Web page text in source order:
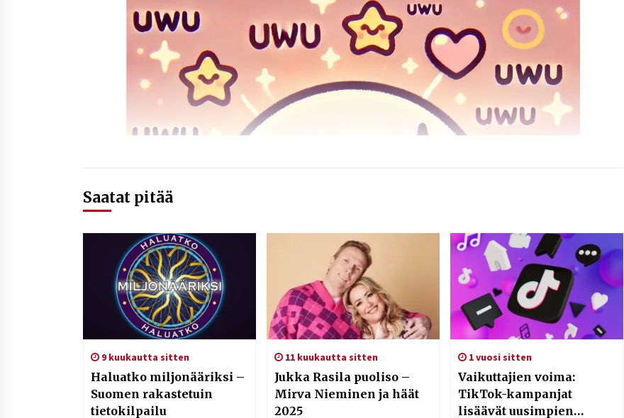
Saatat pitää
9 kuukautta sitten
Haluatko miljonääriksi –
Suomen rakastetuin
tietokilpailu
11 kuukautta sitten
Jukka Rasila puoliso –
Mirva Nieminen ja häät
2025
1 vuosi sitten
Vaikuttajien voima:
TikTok-kampanjat
lisäävät uusimpien